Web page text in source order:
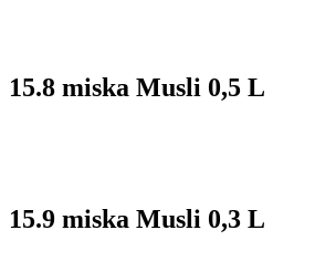
15.8 miska Musli 0,5 L
15.9 miska Musli 0,3 L